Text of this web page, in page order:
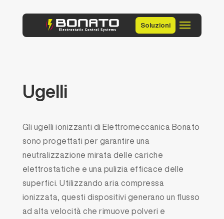
Soluzioni
Ugelli
Gli ugelli ionizzanti di Elettromeccanica Bonato
sono progettati per garantire una
neutralizzazione mirata delle cariche
elettrostatiche e una pulizia efficace delle
superfici. Utilizzando aria compressa
ionizzata, questi dispositivi generano un flusso
ad alta velocità che rimuove polveri e